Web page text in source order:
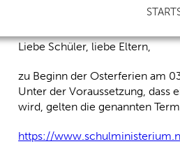
ABBIS Lerninstitut:
Liebe Schüler, liebe Eltern,
zu Beginn der Osterferien am
Unter der Voraussetzung,
wird, gelten die genannten
https://